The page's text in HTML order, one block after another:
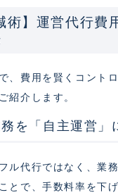
術】運営代行費
、費用を賢くコント
紹介します。
を「自主運営」
ル代行ではなく、業
とで、手数料率を下